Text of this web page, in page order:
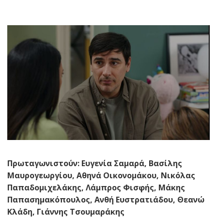
Πρωταγωνιστούν: Ευγενία Σαμαρά, Βασίλης
Μαυρογεωργίου, Αθηνά Οικονομάκου, Νικόλας
Παπαδομιχελάκης, Λάμπρος Φισφής, Μάκης
Παπασημακόπουλος, Ανθή Ευστρατιάδου, Θεανώ
Κλάδη, Γιάννης Τσουμαράκης